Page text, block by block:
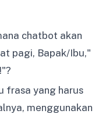
chatbot akan
pagi, Bapak/Ibu,"
frasa yang harus
menggunakan